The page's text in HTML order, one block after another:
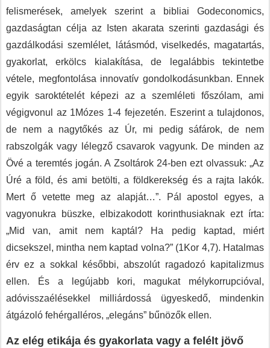
felismerések, amelyek szerint a bibliai Godeconomics,
gazdaságtan célja az Isten akarata szerinti gazdasági és
gazdálkodási szemlélet, látásmód, viselkedés, magatartás,
gyakorlat, erkölcs kialakítása, de legalábbis tekintetbe
vétele, megfontolása innovatív gondolkodásunkban. Ennek
egyik saroktételét képezi az a szemléleti főszólam, ami
végigvonul az 1Mózes 1-4 fejezetén. Eszerint a tulajdonos,
de nem a nagytőkés az Úr, mi pedig sáfárok, de nem
rabszolgák vagy lélegző csavarok vagyunk. De minden az
Övé a teremtés jogán. A Zsoltárok 24-ben ezt olvassuk: „Az
Úré a föld, és ami betölti, a földkerekség és a rajta lakók.
Mert ő vetette meg az alapját…”. Pál apostol egyes, a
vagyonukra büszke, elbizakodott korinthusiaknak ezt írta:
„Mid van, amit nem kaptál? Ha pedig kaptad, miért
dicsekszel, mintha nem kaptad volna?” (1Kor 4,7). Hatalmas
érv ez a sokkal későbbi, abszolút ragadozó kapitalizmus
ellen. És a legújabb kori, magukat mélykorrupcióval,
adóvisszaélésekkel milliárdossá ügyeskedő, mindenkin
átgázoló fehérgalléros, „elegáns” bűnözők ellen.
Az elég etikája és gyakorlata vagy a felélt jövő